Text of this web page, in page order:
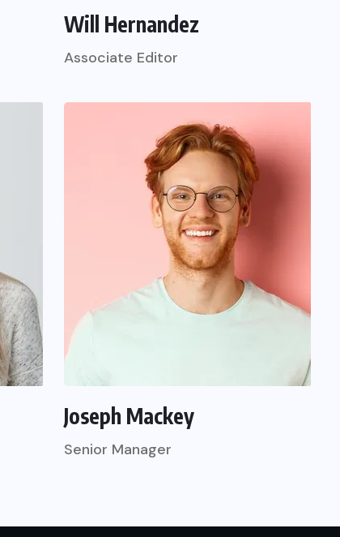
Will Hernandez
Associate Editor
Joseph Mackey
Senior Manager